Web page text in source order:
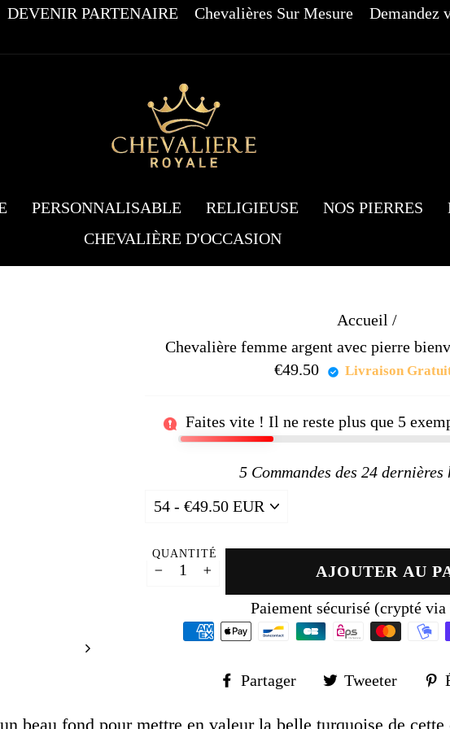
DEVENIR PARTENAIRE Chevalières Sur Mesure
Demandez
PERSONNALISABLE RELIGIEUSE NOS PIERRES
CHEVALIÈRE D'OCCASION
Accueil /
Chevalière femme argent avec pierre
€49.50 PrixLivraison
Faites vite ! Il ne reste plus que 5
5Commandes des 24 dernières
QUANTITÉ
AJOUTER AU
Paiement sécurisé (crypté via
Partager
Partager
Facebook
Tweeter
Twitter
beau fond pour mettre en valeur la belle turquoise de